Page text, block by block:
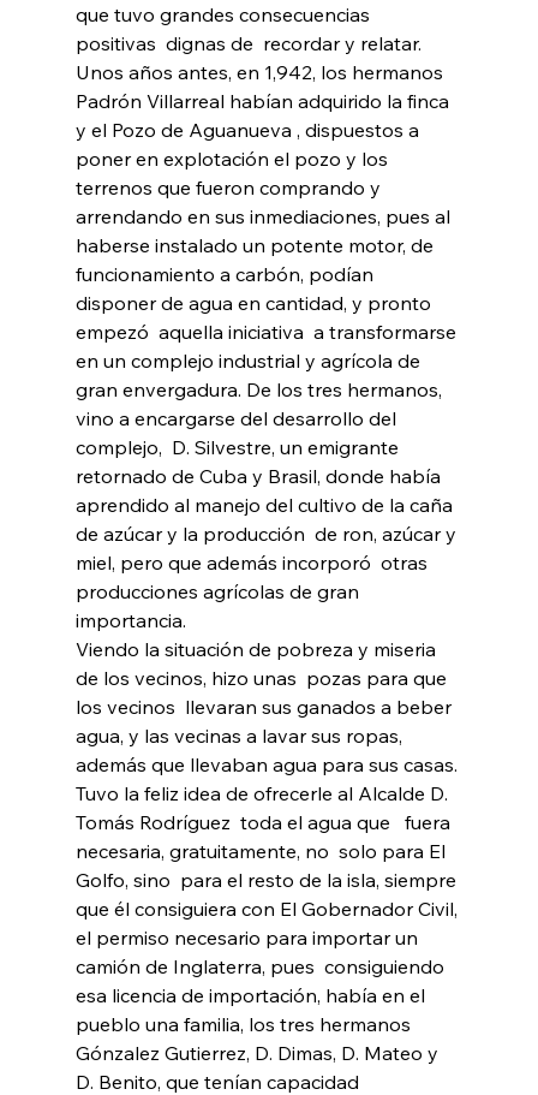
que tuvo grandes consecuencias
positivas  dignas de  recordar y relatar.
Unos años antes, en 1,942, los hermanos
Padrón Villarreal habían adquirido la finca
y el Pozo de Aguanueva , dispuestos a
poner en explotación el pozo y los
terrenos que fueron comprando y
arrendando en sus inmediaciones, pues al
haberse instalado un potente motor, de
funcionamiento a carbón, podían
disponer de agua en cantidad, y pronto
empezó  aquella iniciativa  a transformarse
en un complejo industrial y agrícola de
gran envergadura. De los tres hermanos,
vino a encargarse del desarrollo del
complejo,  D. Silvestre, un emigrante
retornado de Cuba y Brasil, donde había
aprendido al manejo del cultivo de la caña
de azúcar y la producción  de ron, azúcar y
miel, pero que además incorporó  otras
producciones agrícolas de gran
importancia.
Viendo la situación de pobreza y miseria
de los vecinos, hizo unas  pozas para que
los vecinos  llevaran sus ganados a beber
agua, y las vecinas a lavar sus ropas,
además que llevaban agua para sus casas.
Tuvo la feliz idea de ofrecerle al Alcalde D.
Tomás Rodríguez  toda el agua que   fuera
necesaria, gratuitamente, no  solo para El
Golfo, sino  para el resto de la isla, siempre
que él consiguiera con El Gobernador Civil,
el permiso necesario para importar un
camión de Inglaterra, pues  consiguiendo
esa licencia de importación, había en el
pueblo una familia, los tres hermanos
Gónzalez Gutierrez, D. Dimas, D. Mateo y
D. Benito, que tenían capacidad